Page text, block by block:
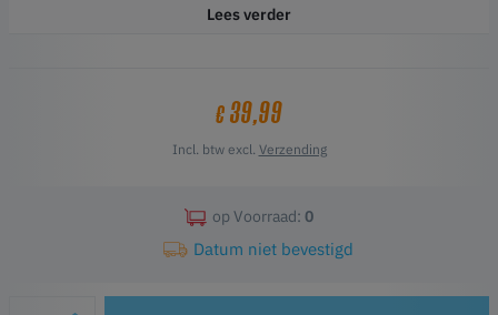
draagstructuur bij het printen van zeer complexe geometrieën of
Uiterst gladde oppervlakteafwerking
Lees verder
€39,99
Incl. btw excl. Verzending
op Voorraad: 0
Datum niet bevestigd